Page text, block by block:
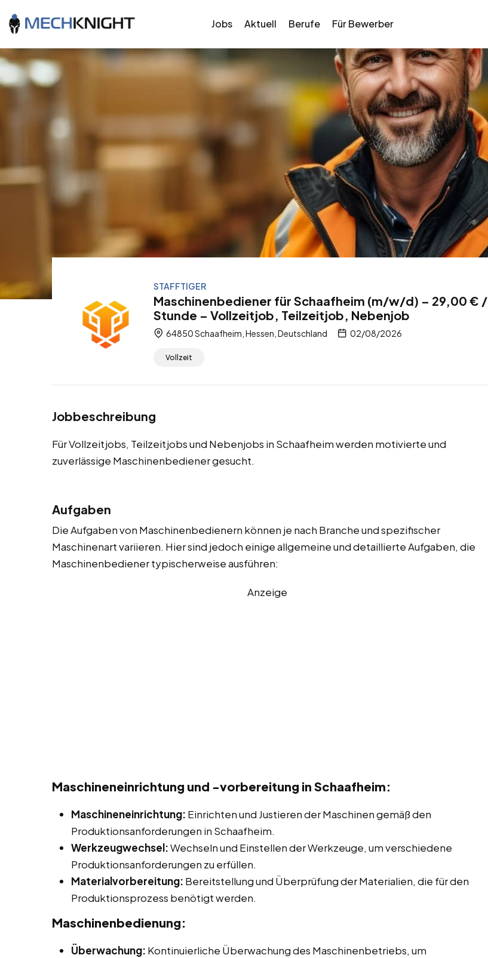
Jobs Aktuell Berufe Für Bewerber
STAFFTIGER
Maschinenbediener für Schaafheim (m/w/d) – 29,00 € /
Stunde – Vollzeitjob, Teilzeitjob, Nebenjob
64850 Schaafheim, Hessen, Deutschland 02/08/2026
Vollzeit
Jobbeschreibung
Für Vollzeitjobs, Teilzeitjobs und Nebenjobs in Schaafheim werden motivierte und
zuverlässige Maschinenbediener gesucht.
Aufgaben
Die Aufgaben von Maschinenbedienern können je nach Branche und spezifischer
Maschinenart variieren. Hier sind jedoch einige allgemeine und detaillierte Aufgaben, die
Maschinenbediener typischerweise ausführen:
Anzeige
Maschineneinrichtung und -vorbereitung in Schaafheim:
Maschineneinrichtung: Einrichten und Justieren der Maschinen gemäß den
Produktionsanforderungen in Schaafheim.
Werkzeugwechsel:Wechseln und Einstellen der Werkzeuge, um verschiedene
Produktionsanforderungen zu erfüllen.
Materialvorbereitung: Bereitstellung und Überprüfung der Materialien, die für den
Produktionsprozess benötigt werden.
Maschinenbedienung:
Überwachung: Kontinuierliche Überwachung des Maschinenbetriebs, um